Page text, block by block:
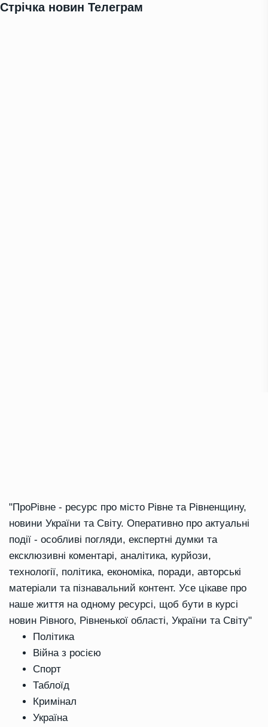
Стрічка новин Телеграм
"ПроРівне - ресурс про місто Рівне та Рівненщину,
новини України та Світу. Оперативно про актуальні
події - особливі погляди, експертні думки та
ексклюзивні коментарі, аналітика, курйози,
технології, політика, економіка, поради, авторські
матеріали та пізнавальний контент. Усе цікаве про
наше життя на одному ресурсі, щоб бути в курсі
новин Рівного, Рівненької області, України та Світу"
Політика
Війна з росією
Спорт
Таблоїд
Кримінал
Україна